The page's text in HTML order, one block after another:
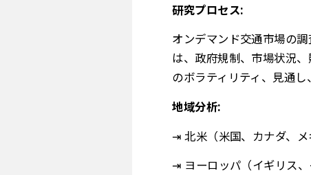
研究プロセス:
オンデマンド交通市場の
は、政府規制、市場状況
のボラティリティ、見通
地域分析:
⇥ 北米（米国、カナダ、メ
⇥ ヨーロッパ（イギリス